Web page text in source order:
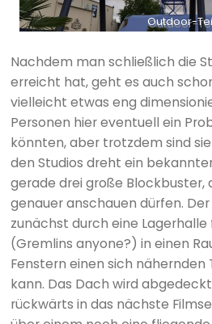
Outdoor-
Nachdem man schließlich die
erreicht hat, geht es auch
vielleicht etwas eng
Personen hier eventuell ein
könnten, aber trotzdem sind
den Studios dreht ein
gerade drei große Blockbuster,
genauer anschauen dürfen.
zunächst durch eine Lagerhalle
(Gremlins anyone?) in einen
Fenstern einen sich
kann. Das Dach wird
rückwärts in das nächste